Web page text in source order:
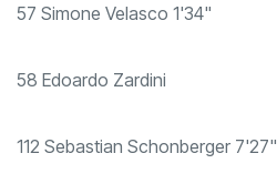
57 Simone Velasco 1'34"
58 Edoardo Zardini
112 Sebastian Schonberger 7'27"